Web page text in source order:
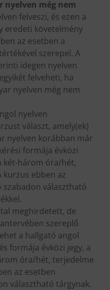
nyelven még nem
felveszi, és ezen a
eredeti követelmény
az esetben a
szerepel. A
idegen nyelven
felveheti, ha
nyelven még nem
nyelven
választ, amely(ek)
nyelven korábban már
formája évközi
két-három óra/hét,
kurzus ebben az
választható
meghirdetett, de
szereplő
a hallgató angol
formája évközi jegy, a
óra/hét, terjedelme
az esetben
választható tárgynak.